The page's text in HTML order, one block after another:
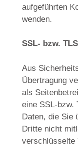
aufgeführten
wenden.
SSL- bzw.
Aus
Übertragung
als
eine SSL-bzw.
Daten, die Sie
Dritte nicht
verschlüsselte